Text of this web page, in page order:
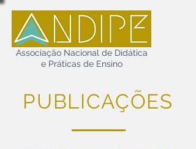
Associação Nacional de Didática
e Práticas de Ensino
PUBLICAÇÕES